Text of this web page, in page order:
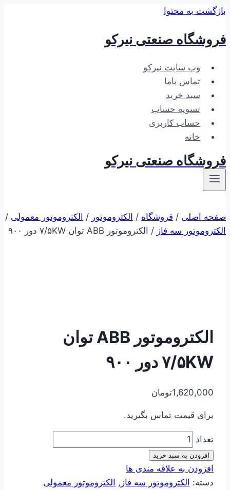
بازگشت به محتوا
فروشگاه صنعتی نیرکو
وب سایت نیرکو
تماس باما
سبد خرید
تسویه حساب
حساب کاربری
خانه
فروشگاه صنعتی نیرکو
صفحه اصلی / فروشگاه / الکتروموتور / الکتروموتور معمولی /
الکتروموتور سه فاز / الکتروموتور ABB توان ۷/۵KW دور ۹۰۰
الکتروموتور ABB توان
۷/۵KW دور ۹۰۰
1,620,000تومان
برای قیمت تماس بگیرید.
تعداد
افزودن به سبد خرید
افزودن به علاقه مندی ها
دسته: الکتروموتور سه فاز , الکتروموتور معمولی